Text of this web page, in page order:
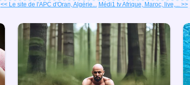
<< Le site de l'APC d'Oran, Algérie... Médi1 tv Afrique, Maroc, live,... >>